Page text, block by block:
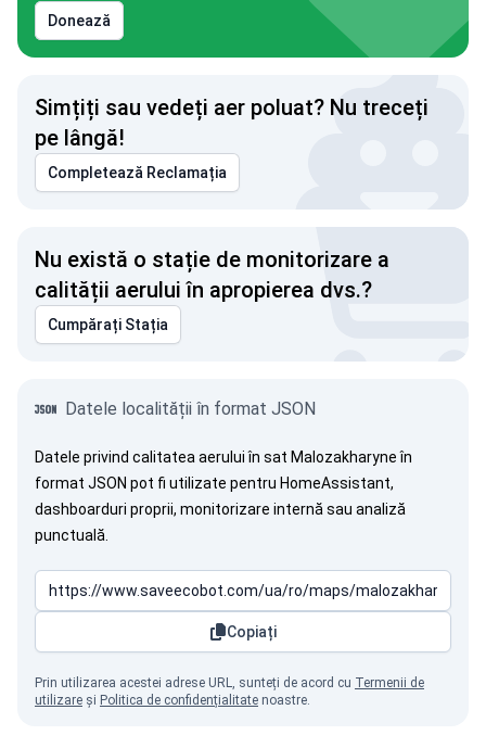
Donează
Simțiți sau vedeți aer poluat? Nu treceți
pe lângă!
Completează Reclamația
Nu există o stație de monitorizare a
calității aerului în apropierea dvs.?
Cumpărați Stația
Datele localității în format JSON
Datele privind calitatea aerului în sat Malozakharyne în
format JSON pot fi utilizate pentru HomeAssistant,
dashboarduri proprii, monitorizare internă sau analiză
punctuală.
Copiați
Prin utilizarea acestei adrese URL, sunteți de acord cu Termenii de
utilizare și Politica de confidențialitate noastre.